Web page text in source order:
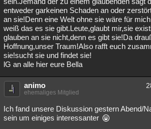
entweder garkeinen Schaden an oder
an sie!Denn eine Welt ohne sie wäre für
weiß das es sie gibt.Leute,glaubt mir,sie
glauben an sie nicht,denn es gibt sie!Da
Hoffnung,unser Traum!Also rafft euch
sie!sucht sie und findet sie!
lG an alle hier eure Bella
animo
ehemaliges Mitglied
Ich fand unsere Diskussion gestern Abend/
sein um einiges interessanter